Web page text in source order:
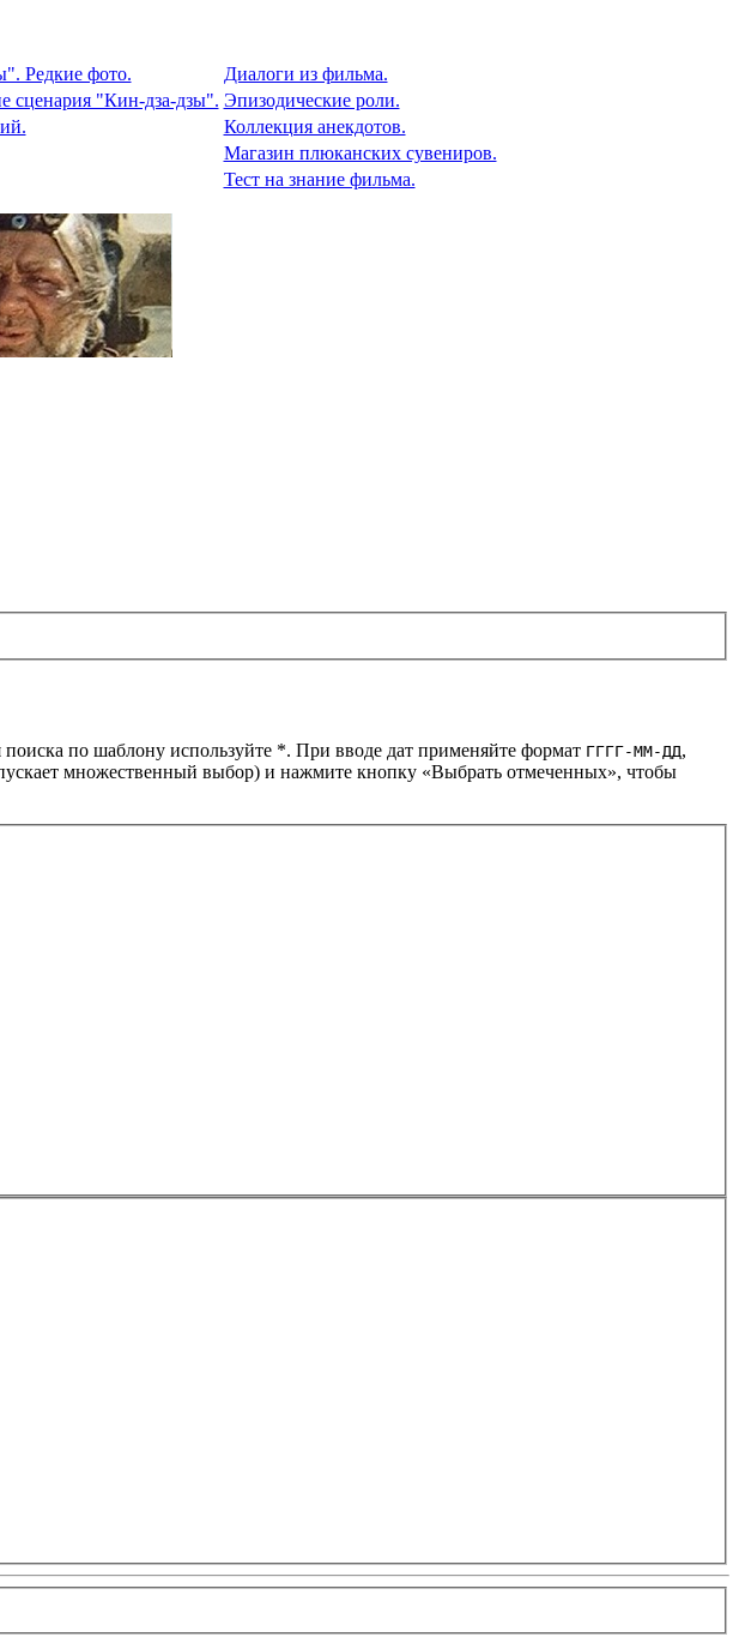
Редкие фото.
Диалоги из фильма.
сценария "Кин-дза-дзы". Эпизодические роли.
Коллекция анекдотов.
Магазин плюканских сувениров.
Тест на знание фильма.
поиска по шаблону используйте *. При вводе дат применяйте формат ГГГГ-ММ-ДД,
множественный выбор) и нажмите кнопку «Выбрать отмеченных», чтобы